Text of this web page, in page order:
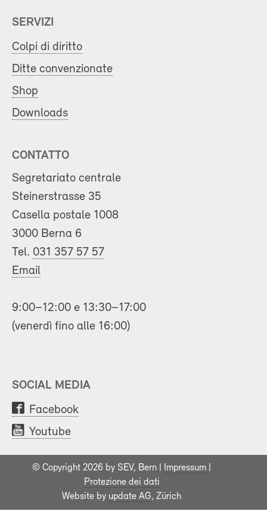
SERVIZI
Colpi di diritto
Ditte convenzionate
Shop
Downloads
CONTATTO
Segretariato centrale
Steinerstrasse 35
Casella postale 1008
3000 Berna 6
Tel. 031 357 57 57
Email
9:00–12:00 e 13:30–17:00
(venerdì fino alle 16:00)
SOCIAL MEDIA
Facebook
Youtube
© Copyright 2026 by SEV, Bern | Impressum
Protezione dei dati
Website by update AG, Zürich